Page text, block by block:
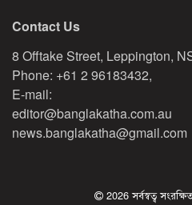
Contact Us
8 Offtake Street, Leppington,
Phone: +61 2 96183432,
E-mail:
editor@banglakatha.com.au
news.banglakatha@gmail.com
2026 সর্বস্বত্ব